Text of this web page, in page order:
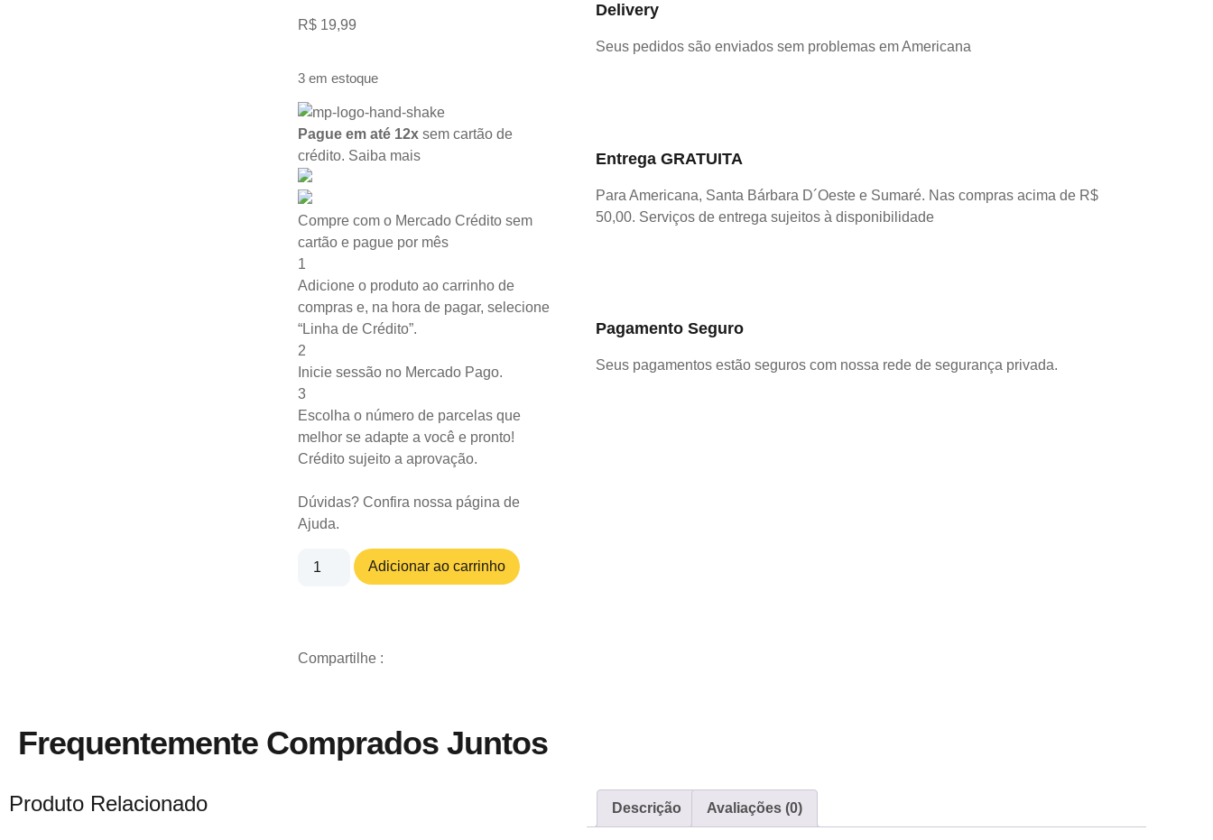
R$ 19,99
3 em estoque
Pague em até 12x sem cartão de
crédito. Saiba mais
Compre com o Mercado Crédito sem
cartão e pague por mês
1
Adicione o produto ao carrinho de
compras e, na hora de pagar, selecione
“Linha de Crédito”.
2
Inicie sessão no Mercado Pago.
3
Escolha o número de parcelas que
melhor se adapte a você e pronto!
Crédito sujeito a aprovação.
Dúvidas? Confira nossa página de
Ajuda.
Adicionar ao carrinho
Compartilhe :
Delivery
Seus pedidos são enviados sem problemas em Americana
Entrega GRATUITA
Para Americana, Santa Bárbara D´Oeste e Sumaré. Nas compras acima de R$
50,00. Serviços de entrega sujeitos à disponibilidade
Pagamento Seguro
Seus pagamentos estão seguros com nossa rede de segurança privada.
Frequentemente Comprados Juntos
Produto Relacionado Descrição Avaliações (0)